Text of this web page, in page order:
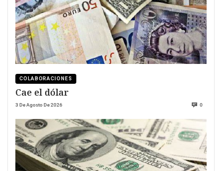
COLABORACIONES
Cae el dólar
3 De Agosto De 2026 0